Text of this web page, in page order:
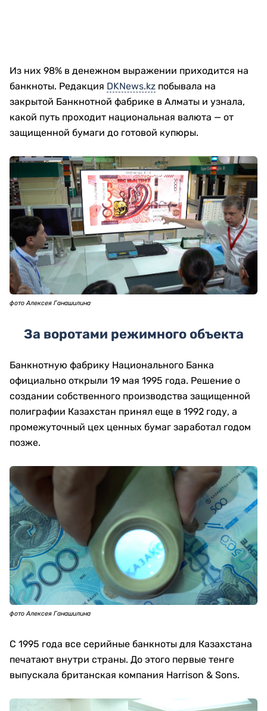
Из них 98% в денежном выражении приходится на
банкноты. Редакция DKNews.kz побывала на
закрытой Банкнотной фабрике в Алматы и узнала,
какой путь проходит национальная валюта — от
защищенной бумаги до готовой купюры.
фото Алексея Ганашилина
За воротами режимного объекта
Банкнотную фабрику Национального Банка
официально открыли 19 мая 1995 года. Решение о
создании собственного производства защищенной
полиграфии Казахстан принял еще в 1992 году, а
промежуточный цех ценных бумаг заработал годом
позже.
фото Алексея Ганашилина
С 1995 года все серийные банкноты для Казахстана
печатают внутри страны. До этого первые тенге
выпускала британская компания Harrison & Sons.